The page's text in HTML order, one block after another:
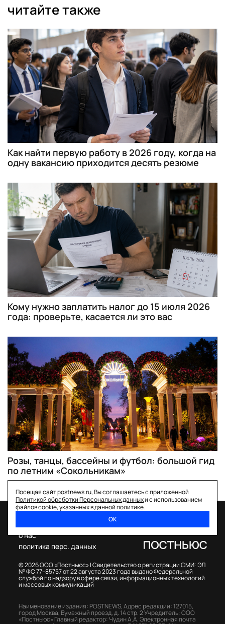
читайте также
Как найти первую работу в 2026 году, когда на
одну вакансию приходится десять резюме
Кому нужно заплатить налог до 15 июля 2026
года: проверьте, касается ли это вас
Розы, танцы, бассейны и футбол: большой гид
по летним «Сокольникам»
Посещая сайт postnews.ru, Вы соглашаетесь с приложенной
Политикой обработки Персональных данныхи с использованием
файлов cookie, указанных в данной политике.
ОК
© 2026 ООО «Постньюс» |Свидетельство о регистрации СМИ: ЭЛ
№ ФС 77–85757 от 22 августа 2023 года выдано Федеральной
службой по надзору в сфере связи, информационных технологий
и массовых коммуникаций
о нас
политика перс. данных
Наименование издания: POSTNEWS,Адрес редакции: 127015,
город Москва, Бумажный проезд, д. 14 стр. 2Учредитель: ООО
«Постньюс» Главный редактор: Чудин А.А.Электронная почта